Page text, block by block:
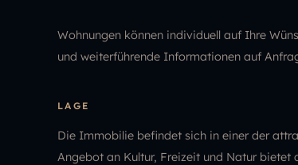
Wohnungen können individuell auf Ihre
und weiterführende Informationen auf
LAGE
Die Immobilie befindet sich in einer der
Angebot an Kultur, Freizeit und Natur bietet